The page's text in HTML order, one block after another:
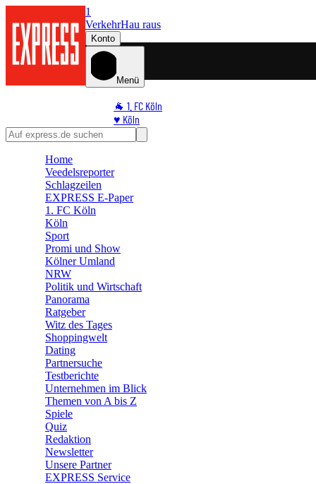
1
VerkehrHau raus
Konto
Menü
🐐 1. FC Köln
♥️ Köln
⭐ Promi
🛒 Shoppingwelt
Home
Veedelsreporter
Schlagzeilen
EXPRESS E-Paper
1. FC Köln
Köln
Sport
Promi und Show
Kölner Umland
NRW
Politik und Wirtschaft
Panorama
Ratgeber
Witz des Tages
Shoppingwelt
Dating
Partnersuche
Testberichte
Unternehmen im Blick
Themen von A bis Z
Spiele
Quiz
Redaktion
Newsletter
Unsere Partner
EXPRESS Service